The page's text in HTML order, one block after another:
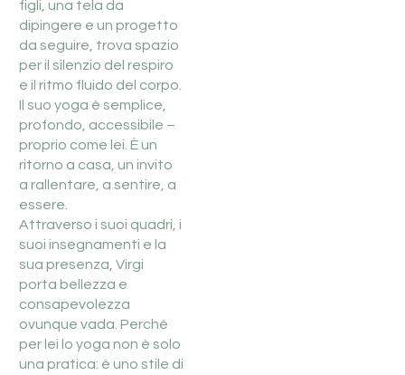
figli, una tela da
dipingere e un progetto
da seguire, trova spazio
per il silenzio del respiro
e il ritmo fluido del corpo.
Il suo yoga è semplice,
profondo, accessibile –
proprio come lei. È un
ritorno a casa, un invito
a rallentare, a sentire, a
essere.
Attraverso i suoi quadri, i
suoi insegnamenti e la
sua presenza, Virgi
porta bellezza e
consapevolezza
ovunque vada. Perché
per lei lo yoga non è solo
una pratica: è uno stile di